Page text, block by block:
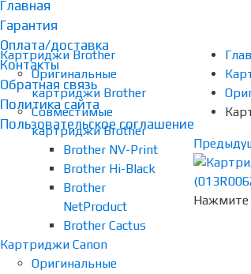
Главная
Гарантия
Оплата/доставка
Контакты
Обратная связь
Политика сайта
Пользовательское соглашение
Картриджи Brother
Оригинальные
картриджи Brother
Совместимые
картриджи Brother
Brother NV-Print
Brother Hi-Black
Brother
NetProduct
Brother Cactus
Картриджи Canon
Оригинальные
Нажмите